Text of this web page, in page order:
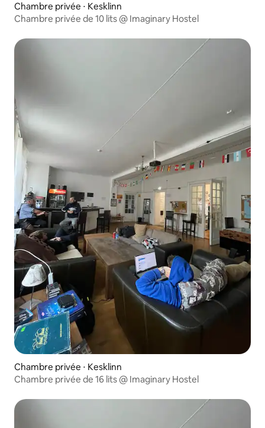
Chambre privée ⋅ Kesklinn
Chambre privée de 10 lits @ Imaginary Hostel
Chambre privée ⋅ Kesklinn
Chambre privée de 16 lits @ Imaginary Hostel